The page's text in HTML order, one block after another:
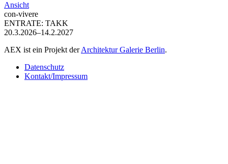
Ansicht
con-vivere
ENTRATE: TAKK
20.3.2026–14.2.2027
AEX ist ein Projekt derArchitektur Galerie Berlin.
Datenschutz
Kontakt/Impressum